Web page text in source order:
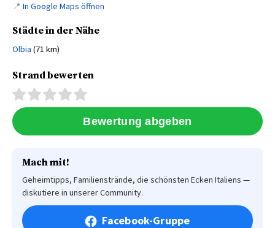
📍 In Google Maps öffnen
Städte in der Nähe
Olbia (71 km)
Strand bewerten
Mach mit!
Geheimtipps, Familienstrände, die schönsten Ecken Italiens —
diskutiere in unserer Community.
Facebook-Gruppe